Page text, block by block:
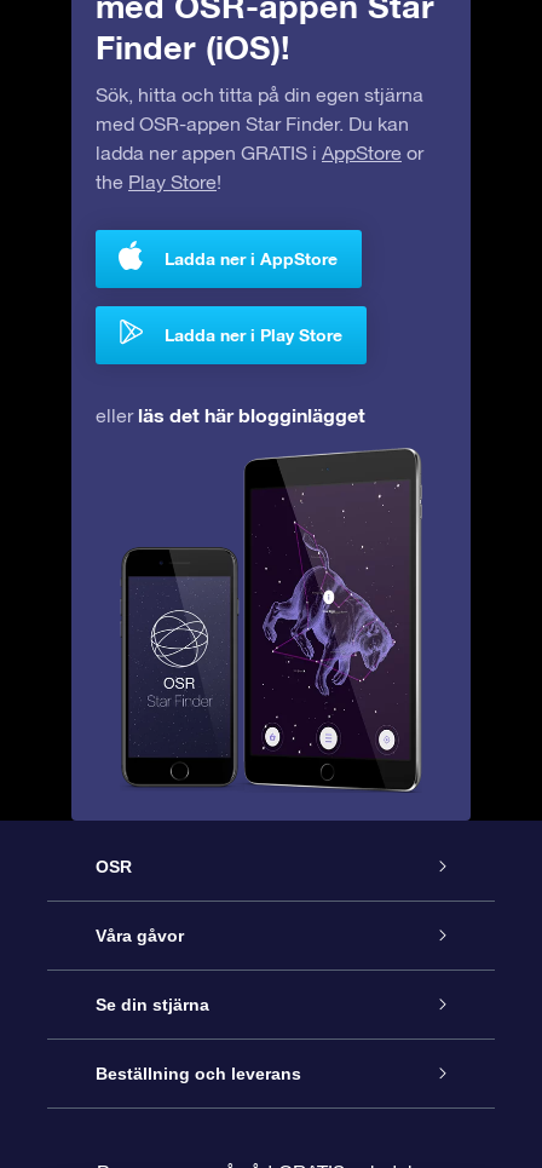
Finder (iOS)!
Sök, hitta och titta på din egen stjärna
med OSR-appen Star Finder. Du kan
ladda ner appen GRATIS i AppStore or
the Play Store!
Ladda ner i AppStore
Ladda ner i Play Store
eller läs det här blogginlägget
OSR
Kundtjänst
Kontakta oss
Blogg
Våra gåvor
Online-Stjärngåva
OSR Gåvopaket
Se din stjärna
Stjärnregiste
Beställning och leverans